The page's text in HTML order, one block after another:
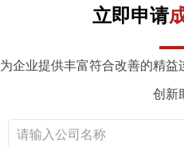
立即申请
为企业提供丰富符合改善的精
创新